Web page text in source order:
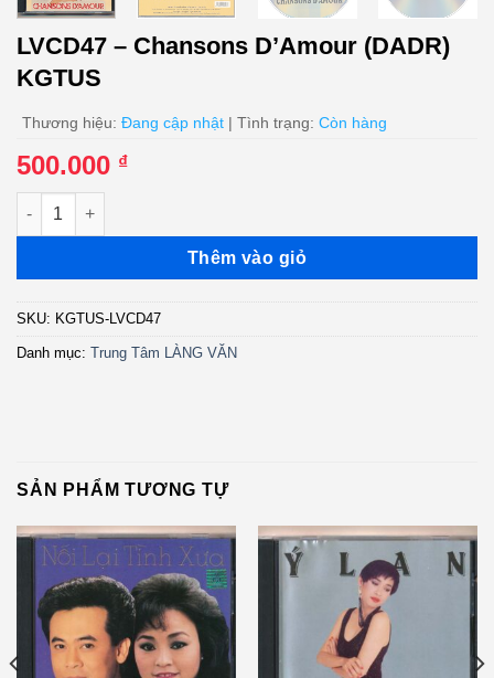
LVCD47 – Chansons D’Amour (DADR)
KGTUS
Thương hiệu: Đang cập nhật | Tình trạng: Còn hàng
500.000 ₫
LVCD47 - Chansons D'Amour (DADR) KGTUS số lượng
Thêm vào giỏ
SKU: KGTUS-LVCD47
Danh mục: Trung Tâm LÀNG VĂN
SẢN PHẨM TƯƠNG TỰ